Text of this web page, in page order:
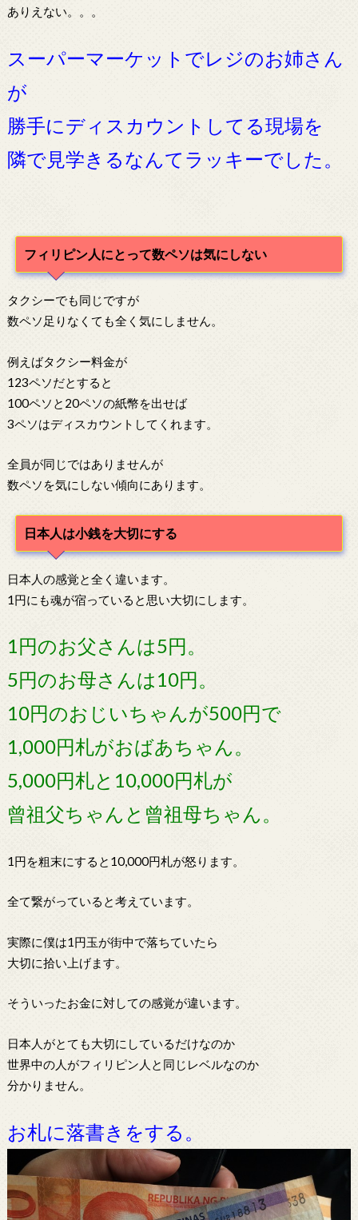
ありえない。。。
スーパーマーケットでレジのお姉さん
が
勝手にディスカウントしてる現場を
隣で見学きるなんてラッキーでした。
フィリピン人にとって数ペソは気にしない
タクシーでも同じですが
数ペソ足りなくても全く気にしません。
例えばタクシー料金が
123ペソだとすると
100ペソと20ペソの紙幣を出せば
3ペソはディスカウントしてくれます。
全員が同じではありませんが
数ペソを気にしない傾向にあります。
日本人は小銭を大切にする
日本人の感覚と全く違います。
1円にも魂が宿っていると思い大切にします。
1円のお父さんは5円。
5円のお母さんは10円。
10円のおじいちゃんが500円で
1,000円札がおばあちゃん。
5,000円札と10,000円札が
曾祖父ちゃんと曾祖母ちゃん。
1円を粗末にすると10,000円札が怒ります。
全て繋がっていると考えています。
実際に僕は1円玉が街中で落ちていたら
大切に拾い上げます。
そういったお金に対しての感覚が違います。
日本人がとても大切にしているだけなのか
世界中の人がフィリピン人と同じレベルなのか
分かりません。
お札に落書きをする。